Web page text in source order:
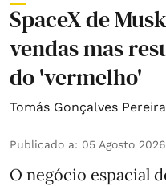
SpaceX de
vendas mas
do 'vermelho'
Tomás Gonçalves Pereira
Publicado a: 05 Agosto
O negócio espacial